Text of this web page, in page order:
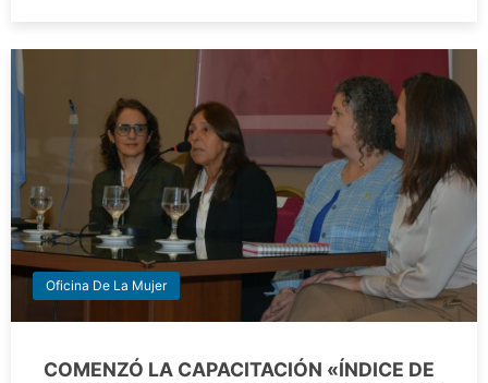
Oficina De La Mujer
COMENZÓ LA CAPACITACIÓN «ÍNDICE DE